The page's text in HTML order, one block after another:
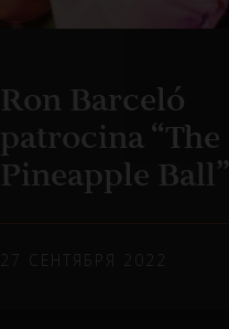
Ron Barceló
patrocina “The
Pineapple Ball”
27 СЕНТЯБРЯ 2022